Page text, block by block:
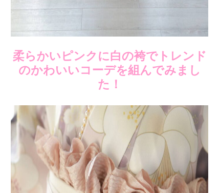
柔らかいピンクに白の袴でトレンド
のかわいいコーデを組んでみまし
た！